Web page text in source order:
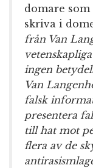
domare
skriva i
från Van
ingen
Van
falsk
presentera
till hat mot
flera av de